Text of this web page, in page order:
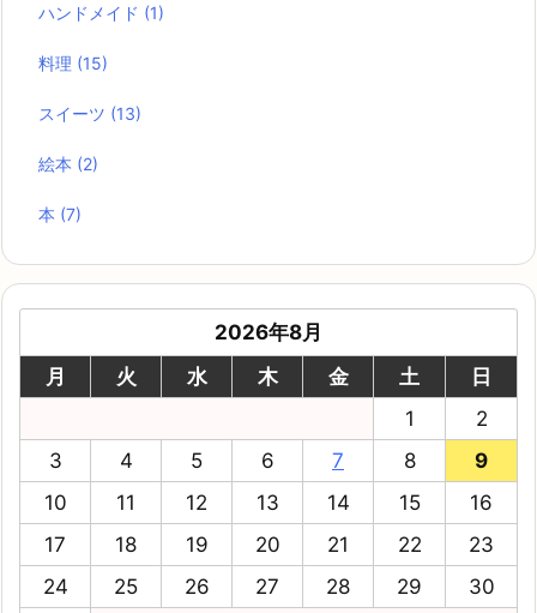
ハンドメイド (1)
料理 (15)
スイーツ (13)
絵本 (2)
本 (7)
2026年8月
月
火 水 木 金 土
日
1
2
3
4 5 6 7 8
9
10
11 12 13 14 15
16
17
18 19 20 21 22
23
24
25 26 27 28 29
30